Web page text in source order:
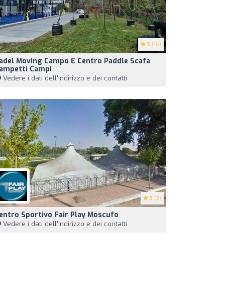
5 (16)
Moving Campo E Centro Paddle Scafa
Campi
Vedere i dati dell'indirizzo e dei contatti
5 (3)
Sportivo Fair Play Moscufo
Vedere i dati dell'indirizzo e dei contatti